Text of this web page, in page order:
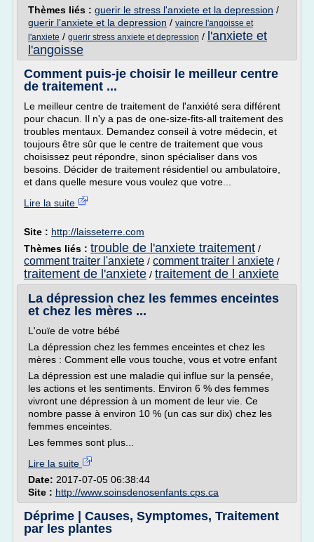
Thèmes liés : guerir le stress l'anxiete et la depression /
guerir l'anxiete et la depression / vaincre l'angoisse et
l'anxiete / guerir stress anxiete et depression / l'anxiete et
l'angoisse
Comment puis-je choisir le meilleur centre
de traitement ...
Le meilleur centre de traitement de l'anxiété sera différent
pour chacun. Il n'y a pas de one-size-fits-all traitement des
troubles mentaux. Demandez conseil à votre médecin, et
toujours être sûr que le centre de traitement que vous
choisissez peut répondre, sinon spécialiser dans vos
besoins. Décider de traitement résidentiel ou ambulatoire,
et dans quelle mesure vous voulez que votre...
Lire la suite
Site : http://laisseterre.com
Thèmes liés : trouble de l'anxiete traitement /
comment traiter l'anxiete / comment traiter l anxiete /
traitement de l'anxiete / traitement de l anxiete
La dépression chez les femmes enceintes
et chez les mères ...
L'ouïe de votre bébé
La dépression chez les femmes enceintes et chez les
mères : Comment elle vous touche, vous et votre enfant
La dépression est une maladie qui influe sur la pensée,
les actions et les sentiments. Environ 6 % des femmes
vivront une dépression à un moment de leur vie. Ce
nombre passe à environ 10 % (un cas sur dix) chez les
femmes enceintes.
Les femmes sont plus...
Lire la suite
Date: 2017-07-05 06:38:44
Site : http://www.soinsdenosenfants.cps.ca
Déprime | Causes, Symptomes, Traitement
par les plantes